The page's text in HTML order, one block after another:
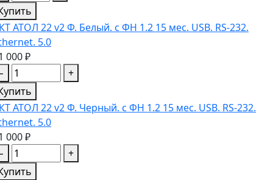
АТОЛ 22 v2 Ф. Белый. с ФН 1.2 15 мес. USB. RS-232.
5.0
000 ₽
+
АТОЛ 22 v2 Ф. Черный. с ФН 1.2 15 мес. USB. RS-232.
5.0
000 ₽
+